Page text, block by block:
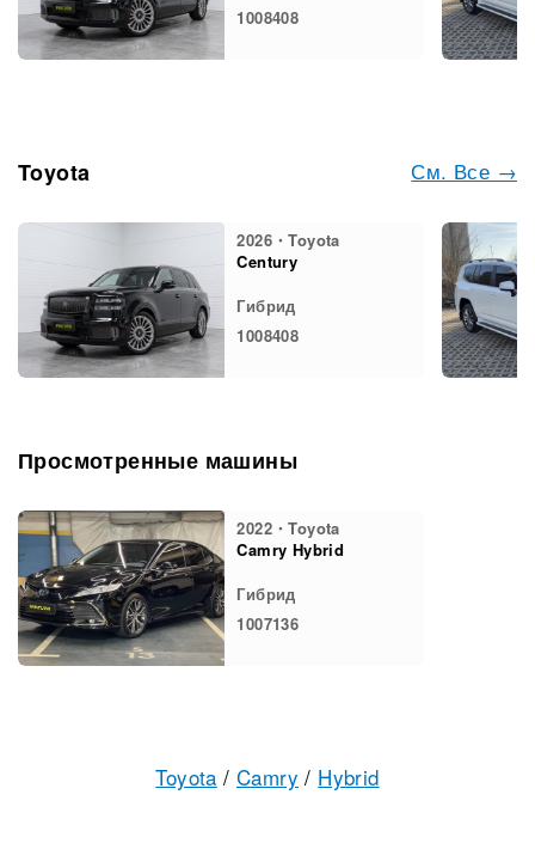
1008408
См. Все →
Toyota
2026・Toyota
Century
Гибрид
1008408
Просмотренные машины
2022・Toyota
Camry Hybrid
Гибрид
1007136
Toyota / Camry / Hybrid